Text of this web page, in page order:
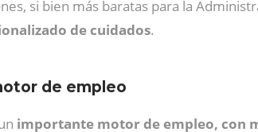
si bien más baratas para la
de cuidados.
de empleo
importante motor de empleo, con